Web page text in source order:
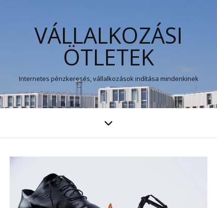
VÁLLALKOZÁSI
ÖTLETEK
Internetes pénzkeresés, vállalkozások indítása mindenkinek